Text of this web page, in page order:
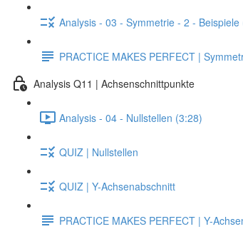
Analysis - 03 - Symmetrie - 2 - Beispiele
PRACTICE MAKES PERFECT |
Analysis Q11 | Achsenschnittpunkte
Analysis - 04 - Nullstellen (3:28)
QUIZ | Nullstellen
QUIZ | Y-Achsenabschnitt
PRACTICE MAKES PERFECT | Y-